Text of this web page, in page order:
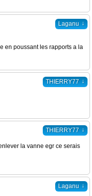
Laganu ↓
en poussant les rapports a la
THIERRY77 ↓
THIERRY77 ↓
la vanne egr ce serais
Laganu ↓